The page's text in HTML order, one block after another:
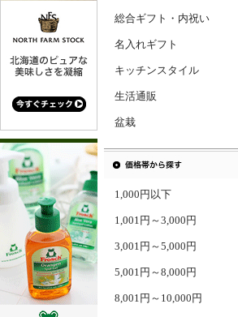
総合ギフト・内祝い
名入れギフト
キッチンスタイル
生活通販
盆栽
1,000円以下
1,001円～3,000円
3,001円～5,000円
5,001円～8,000円
8,001円～10,000円